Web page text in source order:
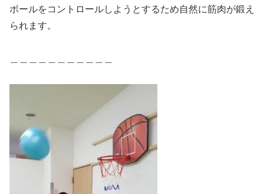
ボールをコントロールしようとするため自然に筋肉が鍛え
られます。